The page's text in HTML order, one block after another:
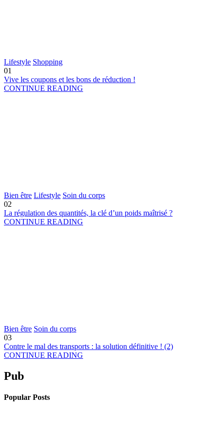
Lifestyle Shopping
01
Vive les coupons et les bons de réduction !
CONTINUE READING
Bien être Lifestyle Soin du corps
02
La régulation des quantités, la clé d’un poids maîtrisé ?
CONTINUE READING
Bien être Soin du corps
03
Contre le mal des transports : la solution définitive ! (2)
CONTINUE READING
Pub
Popular Posts